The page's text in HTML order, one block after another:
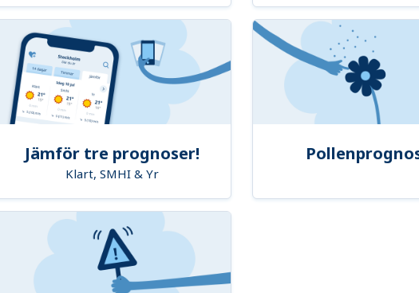
Jämför tre prognoser!
Klart, SMHI & Yr